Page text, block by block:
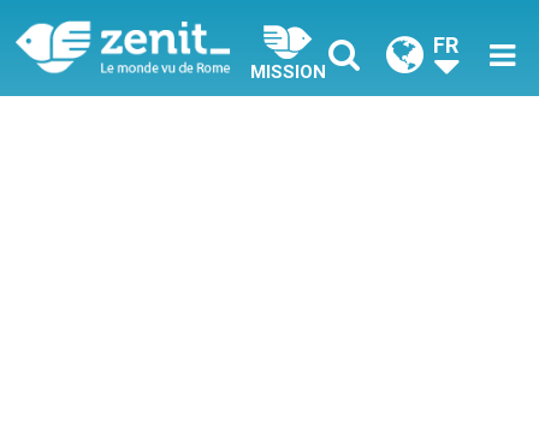
MISSION
FR